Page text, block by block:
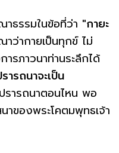
ธรรมในข้อที่ว่า "กายะ
ว่ากายเป็นทุกข์ ไม่
ารภาวนาท่านระลึกได้
รถนาจะเป็น
รารถนาตอนไหน พอ
าของพระโคตมพุทธเจ้า